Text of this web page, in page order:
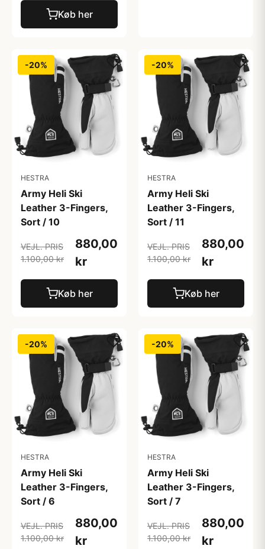
Køb her
-20%
HESTRA
Army Heli Ski
Leather 3-Fingers,
Sort / 10
VEJL. PRIS
1.100,00 kr
880,00
kr
Køb her
-20%
HESTRA
Army Heli Ski
Leather 3-Fingers,
Sort / 11
VEJL. PRIS
1.100,00 kr
880,00
kr
Køb her
-20%
HESTRA
Army Heli Ski
Leather 3-Fingers,
Sort / 6
VEJL. PRIS
1.100,00 kr
880,00
kr
-20%
HESTRA
Army Heli Ski
Leather 3-Fingers,
Sort / 7
VEJL. PRIS
1.100,00 kr
880,00
kr